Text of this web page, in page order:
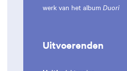
werk van het album Duori
Uitvoerenden